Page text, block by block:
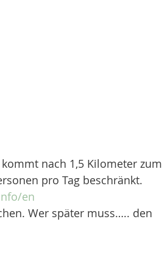
nach 1,5 Kilometer zum
pro Tag beschränkt.
en
Wer später muss….. den